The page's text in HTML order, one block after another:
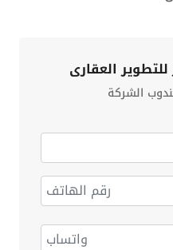
العقاري
الشركة